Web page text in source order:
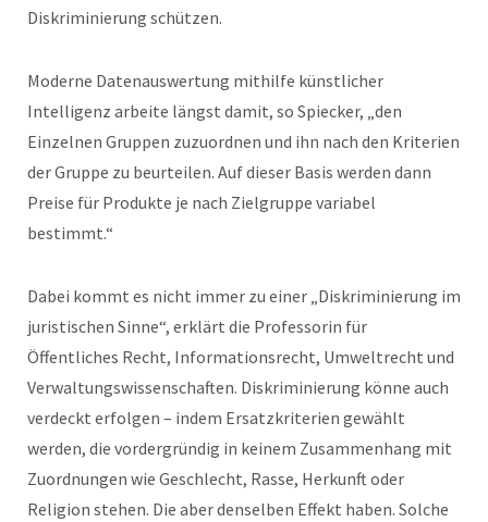
Diskriminierung schützen.
Moderne Datenauswertung mithilfe künstlicher
Intelligenz arbeite längst damit, so Spiecker, „den
Einzelnen Gruppen zuzuordnen und ihn nach den Kriterien
der Gruppe zu beurteilen. Auf dieser Basis werden dann
Preise für Produkte je nach Zielgruppe variabel
bestimmt.“
Dabei kommt es nicht immer zu einer „Diskriminierung im
juristischen Sinne“, erklärt die Professorin für
Öffentliches Recht, Informationsrecht, Umweltrecht und
Verwaltungswissenschaften. Diskriminierung könne auch
verdeckt erfolgen – indem Ersatzkriterien gewählt
werden, die vordergründig in keinem Zusammenhang mit
Zuordnungen wie Geschlecht, Rasse, Herkunft oder
Religion stehen. Die aber denselben Effekt haben. Solche